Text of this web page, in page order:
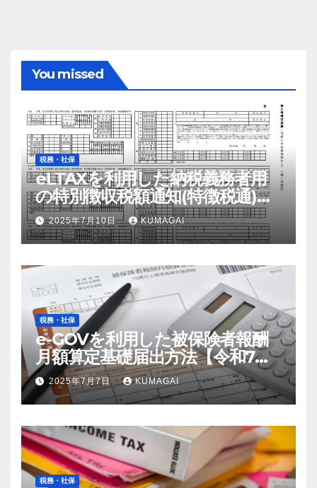
You missed
税務・社保
eLTAXを利用した納税義務者用
の特別徴収税額通知(特徴税通)の
配布および確認の流れ【令和7
年；2025年】
2025年7月10日 KUMAGAI
税務・社保
e-GOVを利用した被保険者報酬
月額算定基礎届出方法【令和7
年；2025年届出】
2025年7月7日 KUMAGAI
税務・社保